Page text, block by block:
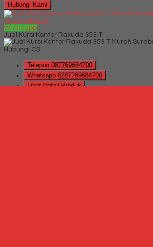
Hubungi Kami
QUICK ORDER
Whatsapp
Jual Kursi Kantor Rakuda 353 T
Hubungi CS
Telepon 087769684700
Whatsapp 6287769684700
Lihat Detail Produk